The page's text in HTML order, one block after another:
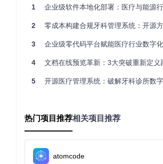
-------------------
字体配置：等宽代码字体+流程图符号库
💡决策建议：采用"基础包+场景插件"架构
2. 部署层：三步式离线实施流程
# 伪代码：系统兼容性验证
def system_check(local_deploy=True):
verify_hardware(avx2_support=True,
1 企业级软件本地化部署：医疗与能源
2 零成本构建合规牙科管理系统：开源
3 企业级零代码平台赋能医疗行业数字化转
4 文档在线预览革新：3大突破重新定
5 开源医疗管理系统：破解牙科诊所数
热门项目推荐相关项目推荐
atomcode